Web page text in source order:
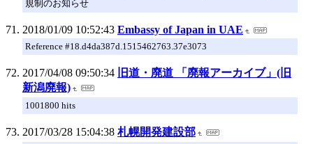
規制のお知らせ
2018/01/09 10:52:43 Embassy of Japan in UAE
Reference #18.d4da387d.1515462763.37e3073
2017/04/08 09:50:34
旧道・廃道 「廃報アーカイブ」(旧
新潟廃報)
1001800 hits
2017/03/28 15:04:38 札幌開発建設部